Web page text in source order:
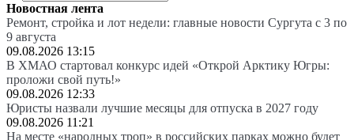
Новостная лента
Ремонт, стройка и лот недели: главные новости Сургута с 3 по
9 августа
09.08.2026 13:15
В ХМАО стартовал конкурс идей «Открой Арктику Югры:
проложи свой путь!»
09.08.2026 12:33
Юристы назвали лучшие месяцы для отпуска в 2027 году
09.08.2026 11:21
На месте «народных троп» в российских парках можно будет